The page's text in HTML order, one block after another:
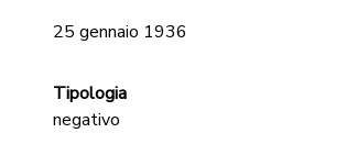
25 gennaio 1936
Tipologia
negativo